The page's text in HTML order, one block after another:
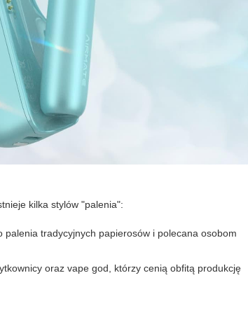
kilka stylów "palenia":
tradycyjnych papierosów i polecana osobom
orazvape god , którzy cenią obfitą produkcję